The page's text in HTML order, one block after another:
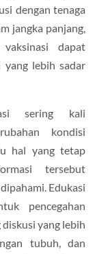
dengan tenaga
jangka panjang,
dapat
yang lebih sadar
sering kali
kondisi
hal yang tetap
tersebut
Edukasi
pencegahan
yang lebih
tubuh, dan